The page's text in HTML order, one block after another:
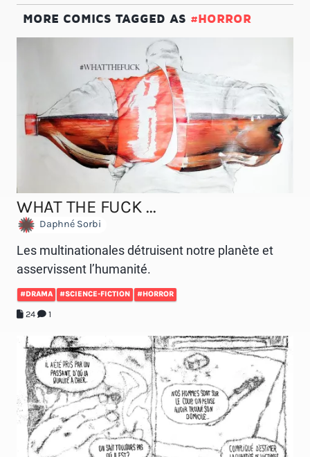
MORE COMICS TAGGED AS #HORROR
WHAT THE FUCK ...
Daphné Sorbi
Les multinationales détruisent notre planète et
asservissent l’humanité.
#DRAMA #SCIENCE-FICTION #HORROR
24 1